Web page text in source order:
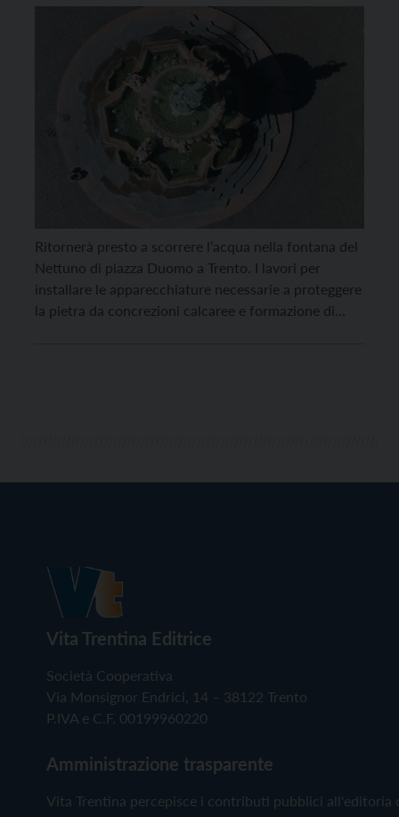
l’acqua
Ritornerà presto a scorrere l’acqua nella fontana del
Nettuno di piazza Duomo a Trento. I lavori per
installare le apparecchiature necessarie a proteggere
la pietra da concrezioni calcaree e formazione di
Vita Trentina Editrice
Società Cooperativa
Via Monsignor Endrici, 14 – 38122 Trento
P.IVA e C.F. 00199960220
Amministrazione trasparente
Vita Trentina percepisce i contributi pubblici all'editoria